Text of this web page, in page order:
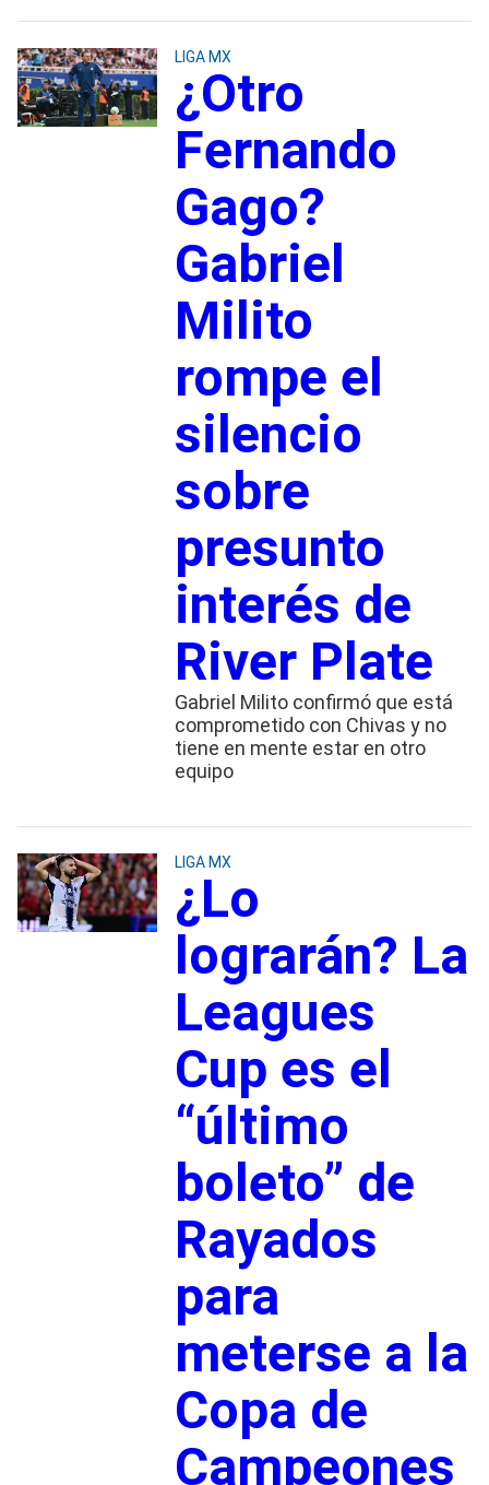
LIGA MX
¿Otro
Fernando
Gago?
Gabriel
Milito
rompe el
silencio
sobre
presunto
interés de
River Plate
Gabriel Milito confirmó que está
comprometido con Chivas y no
tiene en mente estar en otro
equipo
LIGA MX
¿Lo
lograrán? La
Leagues
Cup es el
“último
boleto” de
Rayados
para
meterse a la
Copa de
Campeones